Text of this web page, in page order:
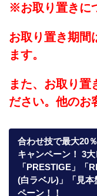
※お取り置きに
お取り置き期間
ます。
また、お取り置
ださい。他のお
合わせ技で最大20
キャンペーン！ 3
「PRESTIGE」「
(白ラベル)」「見
ペーン！！